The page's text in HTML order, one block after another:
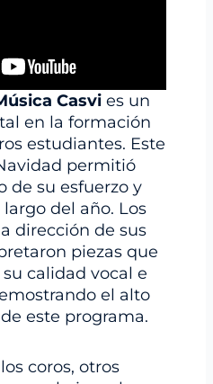
Casvies un
en la formación
estudiantes. Este
permitió
de su esfuerzo y
del año. Los
dirección de sus
piezas que
calidad vocal e
el alto
este programa.
coros, otros